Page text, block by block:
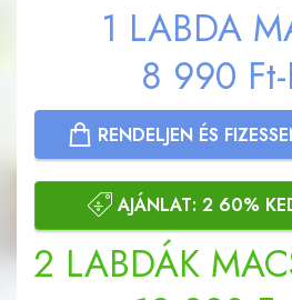
1 LABDA
8 990 Ft
RENDELJEN ÉS
AJÁNLAT: 2 60%
2 LABDÁK